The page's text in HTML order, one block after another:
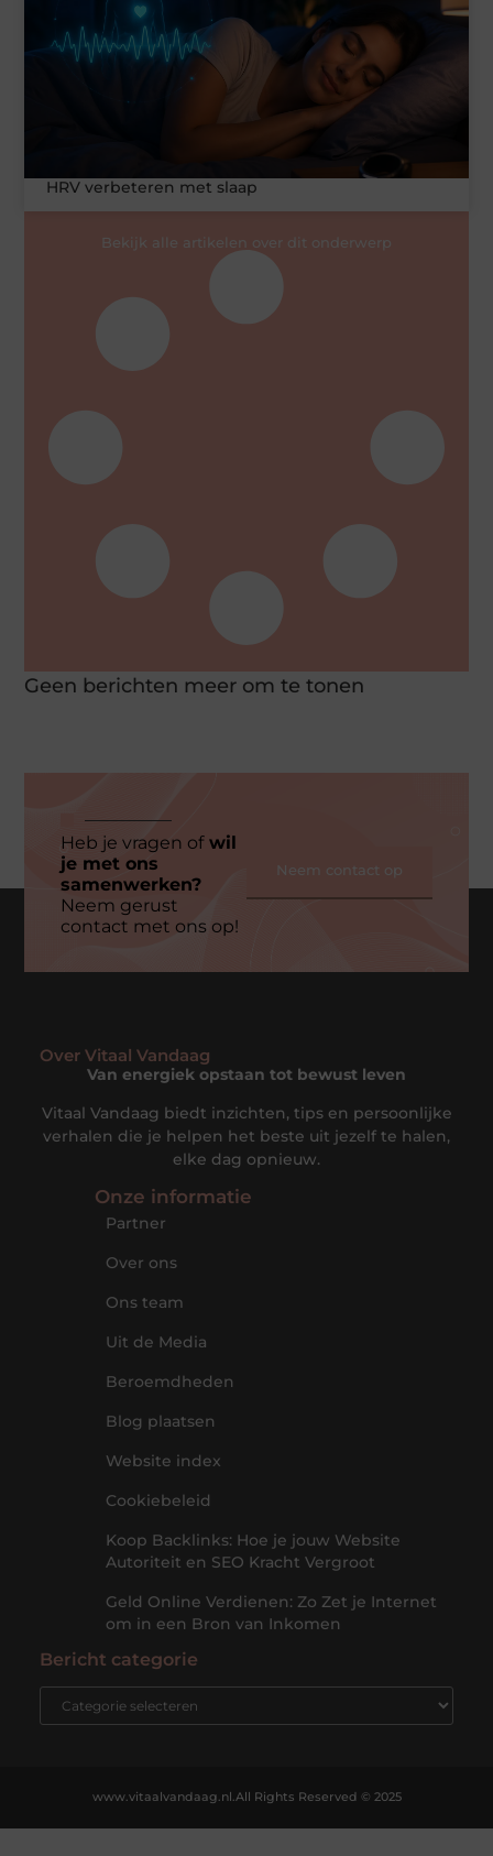
HRV verbeteren met slaap
Bekijk alle artikelen over dit onderwerp
Geen berichten meer om te tonen
Heb je vragen ofwil
je met ons
samenwerken?
Neem gerust
contact met ons op!
Neem contact op
Over Vitaal Vandaag
Van energiek opstaan tot bewust leven
Vitaal Vandaag biedt inzichten, tips en persoonlijke
verhalen die je helpen het beste uit jezelf te halen,
elke dag opnieuw.
Onze informatie
Partner
Over ons
Ons team
Uit de Media
Beroemdheden
Blog plaatsen
Website index
Cookiebeleid
Koop Backlinks: Hoe je jouw Website
Autoriteit en SEO Kracht Vergroot
Geld Online Verdienen: Zo Zet je Internet
om in een Bron van Inkomen
Bericht categorie
All Rights Reserved © 2025
www.vitaalvandaag.nl.